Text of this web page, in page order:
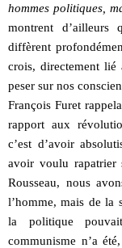
hommes politiques,
montrent d’ailleurs
diffèrent
crois, directement
peser sur nos
François Furet
rapport aux
c’est d’avoir
avoir voulu rapatrier
Rousseau, nous
l’homme, mais de la
la politique
communisme n’a